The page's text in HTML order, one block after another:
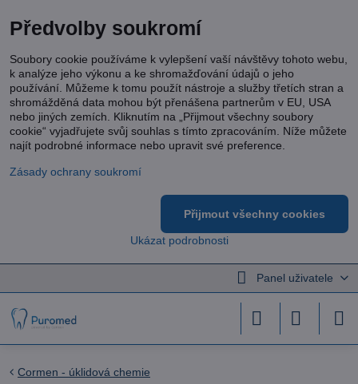
Panel uživatele
Cormen - úklidová chemie
Předvolby soukromí
Soubory cookie používáme k vylepšení vaší návštěvy tohoto webu,
k analýze jeho výkonu a ke shromažďování údajů o jeho
používání. Můžeme k tomu použít nástroje a služby třetích stran a
shromážděná data mohou být přenášena partnerům v EU, USA
nebo jiných zemích. Kliknutím na „Přijmout všechny soubory
cookie“ vyjadřujete svůj souhlas s tímto zpracováním. Níže můžete
najít podrobné informace nebo upravit své preference.
Zásady ochrany soukromí
Ukázat podrobnosti
Přijmout všechny cookies